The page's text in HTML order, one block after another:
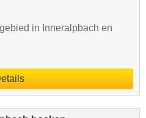
in Inneralpbach en